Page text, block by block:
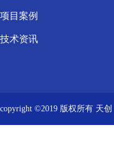
项目案例
技术资讯
copyright ©2019 版权所有 天创